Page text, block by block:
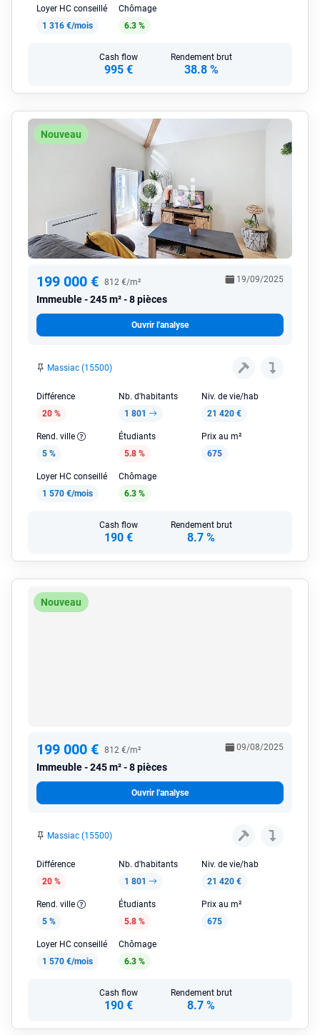
Loyer HC conseillé
1 316 €/mois
Chômage
6.3 %
Cash flow
995 €
Rendement brut
38.8 %
Nouveau
199 000 € 812 €/m²
Immeuble 245 m² - 8 pièces
19/09/2025
Ouvrir l'analyse
Massiac (15500)
Différence
20 %
Nb. d'habitants
1 801
Niv. de vie/hab
21 420 €
Rend. ville
5 %
Étudiants
5.8 %
Prix au m²
675
Loyer HC conseillé
1 570 €/mois
Chômage
6.3 %
Cash flow
190 €
Rendement brut
8.7 %
Nouveau
199 000 € 812 €/m²
Immeuble 245 m² - 8 pièces
09/08/2025
Ouvrir l'analyse
Massiac (15500)
Différence
20 %
Nb. d'habitants
1 801
Niv. de vie/hab
21 420 €
Rend. ville
5 %
Étudiants
5.8 %
Prix au m²
675
Loyer HC conseillé
1 570 €/mois
Chômage
6.3 %
Cash flow
190 €
Rendement brut
8.7 %